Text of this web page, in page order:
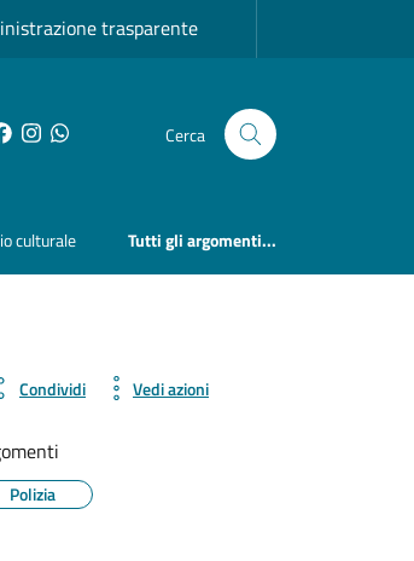
trasparente
Facebook
Instagram
Whatsapp Cerca
culturale Tutti gli argomenti...
Condividi Vedi azioni
Polizia